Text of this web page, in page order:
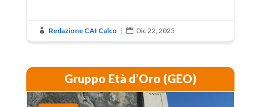
 Redazione CAI Calco |  Dic 22, 2025
Gruppo Età d’Oro (GEO)